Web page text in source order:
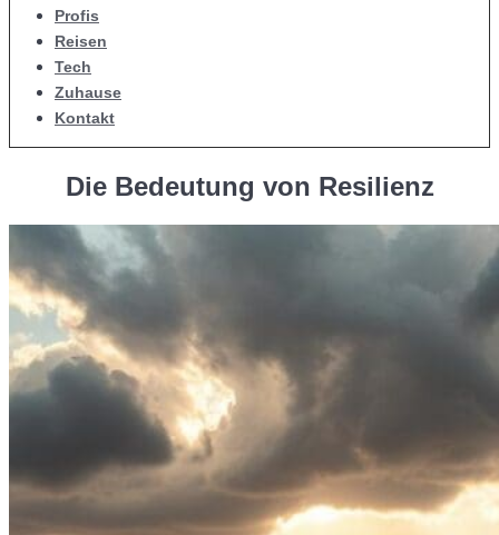
Profis
Reisen
Tech
Zuhause
Kontakt
Die Bedeutung von Resilienz